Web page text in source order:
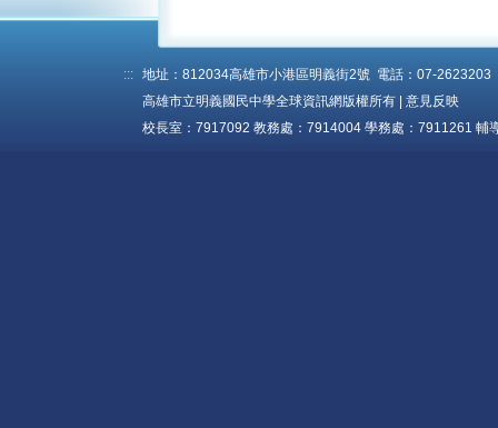
::: 地址：812034高雄市小港區明義街2號 電話：07-
高雄市立明義國民中學全球資訊網版權所有 | 意見反映
校長室：7917092 教務處：7914004 學務處：7911261 輔